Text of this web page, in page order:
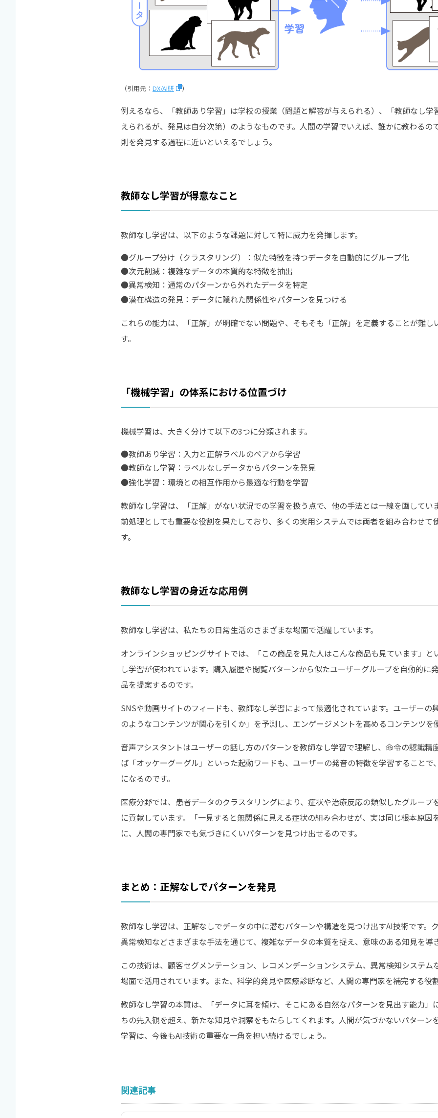
（引用元： DX/AI研 ）
例えるなら、「教師あり学習」は学校の授業（問題と解答が与えられる）、「教師なし学
えられるが、発見は自分次第）のようなものです。人間の学習でいえば、誰かに教わるの
則を発見する過程に近いといえるでしょう。
教師なし学習が得意なこと
教師なし学習は、以下のような課題に対して特に威力を発揮します。
●グループ分け（クラスタリング）：似た特徴を持つデータを自動的にグループ化
●次元削減：複雑なデータの本質的な特徴を抽出
●異常検知：通常のパターンから外れたデータを特定
●潜在構造の発見：データに隠れた関係性やパターンを見つける
これらの能力は、「正解」が明確でない問題や、そもそも「正解」を定義することが難し
す。
「機械学習」の体系における位置づけ
機械学習は、大きく分けて以下の3つに分類されます。
●教師あり学習：入力と正解ラベルのペアから学習
●教師なし学習：ラベルなしデータからパターンを発見
●強化学習：環境との相互作用から最適な行動を学習
教師なし学習は、「正解」がない状況での学習を扱う点で、他の手法とは一線を画してい
前処理としても重要な役割を果たしており、多くの実用システムでは両者を組み合わせて
す。
教師なし学習の身近な応用例
教師なし学習は、私たちの日常生活のさまざまな場面で活躍しています。
オンラインショッピングサイトでは、「この商品を見た人はこんな商品も見ています」と
し学習が使われています。購入履歴や閲覧パターンから似たユーザーグループを自動的に
品を提案するのです。
SNSや動画サイトのフィードも、教師なし学習によって最適化されています。ユーザーの
のようなコンテンツが関心を引くか」を予測し、エンゲージメントを高めるコンテンツを
音声アシスタントはユーザーの話し方のパターンを教師なし学習で理解し、命令の認識精
ば「オッケーグーグル」といった起動ワードも、ユーザーの発音の特徴を学習することで
になるのです。
医療分野では、患者データのクラスタリングにより、症状や治療反応の類似したグループ
に貢献しています。「一見すると無関係に見える症状の組み合わせが、実は同じ根本原因
に、人間の専門家でも気づきにくいパターンを見つけ出せるのです。
まとめ：正解なしでパターンを発見
教師なし学習は、正解なしでデータの中に潜むパターンや構造を見つけ出すAI技術です。
異常検知などさまざまな手法を通じて、複雑なデータの本質を捉え、意味のある知見を導
この技術は、顧客セグメンテーション、レコメンデーションシステム、異常検知システム
場面で活用されています。また、科学的発見や医療診断など、人間の専門家を補完する役
教師なし学習の本質は、「データに耳を傾け、そこにある自然なパターンを見出す能力」
ちの先入観を超え、新たな知見や洞察をもたらしてくれます。人間が気づかないパターン
学習は、今後もAI技術の重要な一角を担い続けるでしょう。
関連記事